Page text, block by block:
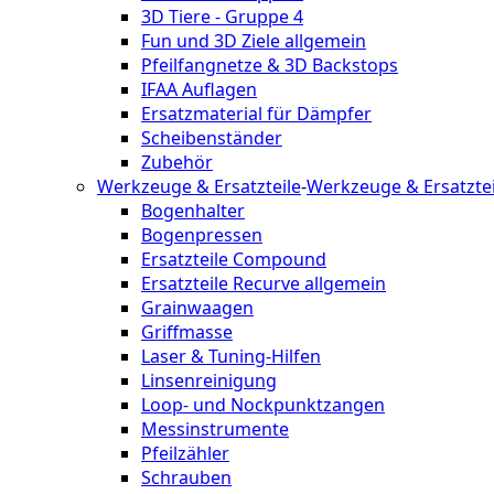
3D Tiere - Gruppe 4
Fun und 3D Ziele allgemein
Pfeilfangnetze & 3D Backstops
IFAA Auflagen
Ersatzmaterial für Dämpfer
Scheibenständer
Zubehör
Werkzeuge & Ersatzteile-Werkzeuge &
Bogenhalter
Bogenpressen
Ersatzteile Compound
Ersatzteile Recurve allgemein
Grainwaagen
Griffmasse
Laser & Tuning-Hilfen
Linsenreinigung
Loop- und Nockpunktzangen
Messinstrumente
Pfeilzähler
Schrauben